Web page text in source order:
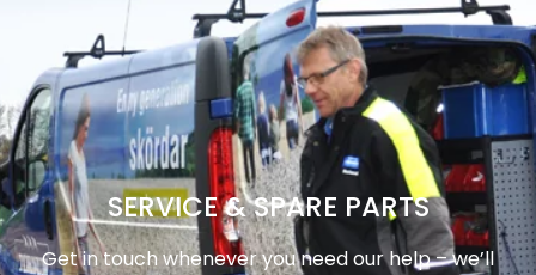
SERVICE & SPARE PARTS
Get in touch whenever you need our help – we’ll